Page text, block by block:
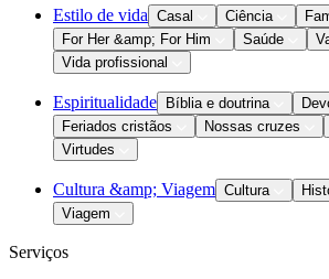
Estilo de vida Casal Ciência
For Her &amp; For Him
Saúde
Vida profissional
Espiritualidade Bíblia e doutrina
Feriados cristãos
Nossas cruzes
Virtudes
Cultura &amp; Viagem Cultura
Viagem
Serviços